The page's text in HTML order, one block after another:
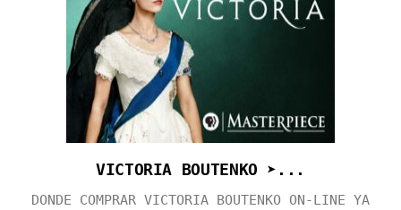
VICTORIA BOUTENKO ➤...
DONDE COMPRAR VICTORIA BOUTENKO ON-LINE YA